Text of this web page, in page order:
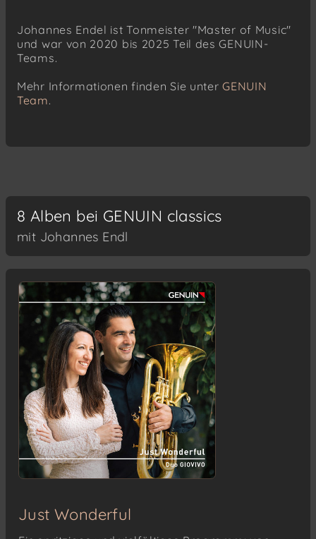
Johannes Endel ist Tonmeister "Master of Music"
und war von 2020 bis 2025 Teil des GENUIN-
Teams.
Mehr Informationen finden Sie unterGENUIN
Team.
8 Alben bei GENUIN classics
mit Johannes Endl
Just Wonderful